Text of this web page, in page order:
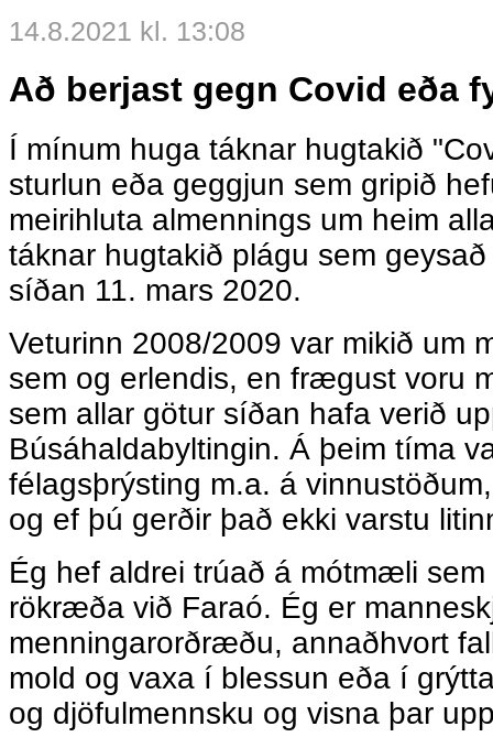
14.8.2021 kl. 13:08
Að berjast gegn Covid eða
Í mínum huga táknar hugtakið
sturlun eða geggjun sem gripið
meirihluta almennings um heim
táknar hugtakið plágu sem
síðan 11. mars 2020.
Veturinn 2008/2009 var mikið um
sem og erlendis, en frægust voru
sem allar götur síðan hafa verið
Búsáhaldabyltingin. Á þeim tíma
félagsþrýsting m.a. á
og ef þú gerðir það ekki varstu
Ég hef aldrei trúað á mótmæli
rökræða við Faraó. Ég er
menningarorðræðu, annaðhvort
mold og vaxa í blessun eða í
og djöfulmennsku og visna þar